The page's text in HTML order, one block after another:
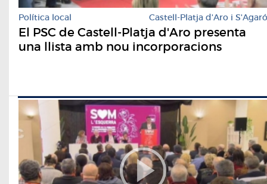
Política local Castell-Platja d'Aro i S'Agaró
El PSC de Castell-Platja d'Aro presenta
una llista amb nou incorporacions